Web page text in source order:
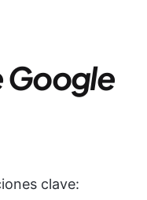
Google
clave: